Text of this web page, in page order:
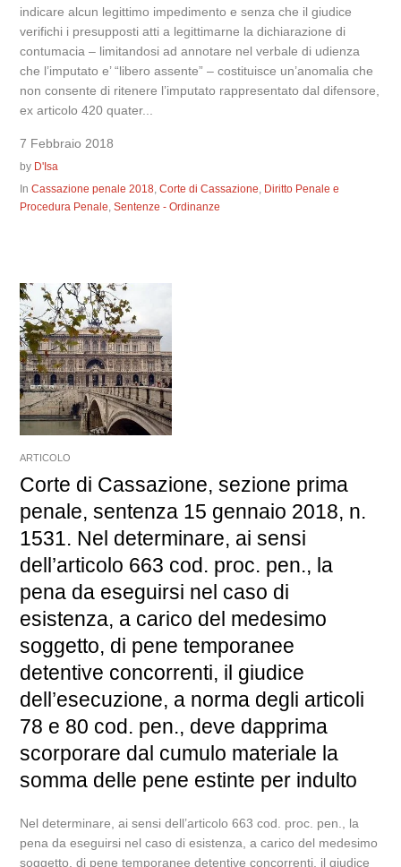
indicare alcun legittimo impedimento e senza che il giudice
verifichi i presupposti atti a legittimarne la dichiarazione di
contumacia – limitandosi ad annotare nel verbale di udienza
che l’imputato e’ “libero assente” – costituisce un’anomalia che
non consente di ritenere l’imputato rappresentato dal difensore,
ex articolo 420 quater...
7 Febbraio 2018
by D'Isa
InCassazione penale 2018 ,Corte di Cassazione Diritto Penale e
Procedura Penale ,Sentenze - Ordinanze
ARTICOLO
Corte di Cassazione, sezione prima
penale, sentenza 15 gennaio 2018, n.
1531. Nel determinare, ai sensi
dell’articolo 663 cod. proc. pen., la
pena da eseguirsi nel caso di
esistenza, a carico del medesimo
soggetto, di pene temporanee
detentive concorrenti, il giudice
dell’esecuzione, a norma degli articoli
78 e 80 cod. pen., deve dapprima
scorporare dal cumulo materiale la
somma delle pene estinte per indulto
Nel determinare, ai sensi dell’articolo 663 cod. proc. pen., la
pena da eseguirsi nel caso di esistenza, a carico del medesimo
soggetto, di pene temporanee detentive concorrenti, il giudice